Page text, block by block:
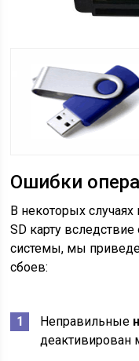
Ошибки
В некоторых
SD карту
системы, мы
сбоев:
Неправильные
деактивирован